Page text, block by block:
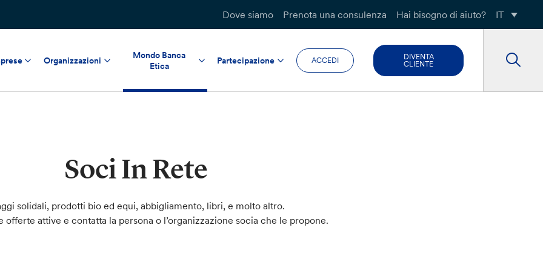
Dove siamo Prenota una consulenza Hai bisogno di aiuto? IT
Organizzazioni
Mondo Banca
Etica
Partecipazione ACCEDI
DIVENTA
CLIENTE
Soci In Rete
solidali, prodotti bio ed equi, abbigliamento, libri, e molto altro.
offerte attive e contatta la persona o l’organizzazione socia che le propone.